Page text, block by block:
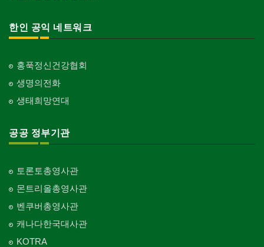
한인 공익 네트워크
홍푹정신건강협회
생명의전화
생태희망연대
공공 정부기관
토론토총영사관
몬트리올총영사관
벤쿠버총영사관
캐나다한국대사관
KOTRA